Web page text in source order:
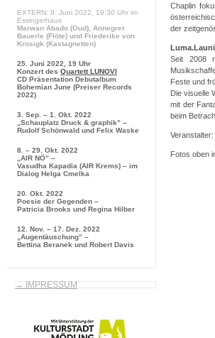
Chaplin
der
Seit 2008
Feste und
Die visuelle
mit der
beim
Veranstalter:
Fotos oben
EXTERN: 9. Juni 2022, 19:30 Uhr im
Essingerhaus
Marwan Abado (Oud), Annegret
Bauerle (Flöte) und Friederike von
Krosigk (Kastagnetten)
25. Juni 2022, 19 Uhr
Konzert des Quartett LUNOVI
CD Präsentation Debutalbum
Bohemian June (Preiser Records
2022)
3. Sep. – 1. Okt. 2022
„Schauplatz Druck & graphik” –
Rudolf Schönwald und Felix Waske
8. – 29. Okt. 2022
„AIR NÖ” –
Vasudha Kapadia (AIR Krems) – im
Dialog Helga Cmelka
20. Okt. 2022
Poesie der Gegenden –
Patricia Brooks und Regina Hilber
12. Nov. – 17. Dez. 2022
„Augentäuschung” –
Bettina Beranek und Robert Davis
→ IMPRESSUM